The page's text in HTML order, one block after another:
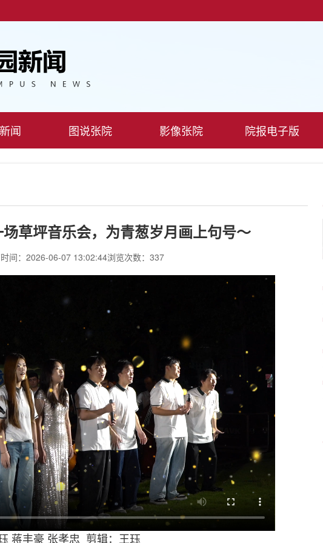
闻 图说张院 影像张院 院报电子版
草坪音乐会，为青葱岁月画上句号～
间：2026-06-07 13:02:44浏览次数：337
蒋丰豪 张孝忠 剪辑：王珏